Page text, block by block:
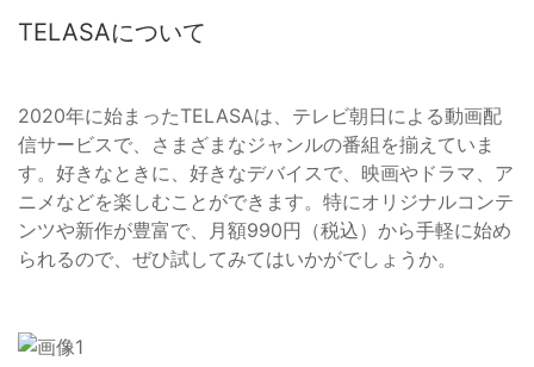
TELASAについて
2020年に始まったTELASAは、テレビ朝日による動画配
信サービスで、さまざまなジャンルの番組を揃えていま
す。好きなときに、好きなデバイスで、映画やドラマ、ア
ニメなどを楽しむことができます。特にオリジナルコンテ
ンツや新作が豊富で、月額990円（税込）から手軽に始め
られるので、ぜひ試してみてはいかがでしょうか。